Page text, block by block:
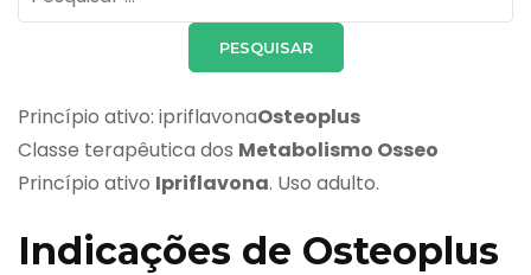
por:
Princípio ativo: ipriflavonaOsteoplus
Classe terapêutica dos Metabolismo Osseo
Princípio ativo Ipriflavona. Uso adulto.
Indicações de Osteoplus